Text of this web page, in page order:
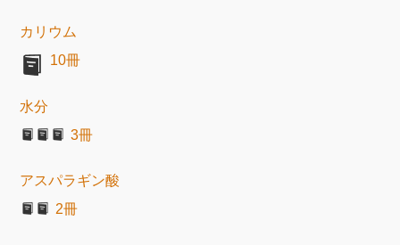
カリウム
10冊
水分
3冊
アスパラギン酸
2冊